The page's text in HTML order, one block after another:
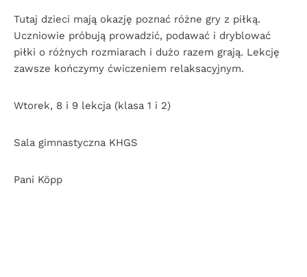
Tutaj dzieci mają okazję poznać różne gry z piłką.
Uczniowie próbują prowadzić, podawać i dryblować
piłki o różnych rozmiarach i dużo razem grają. Lekcję
zawsze kończymy ćwiczeniem relaksacyjnym.
Wtorek, 8 i 9 lekcja (klasa 1 i 2)
Sala gimnastyczna KHGS
Pani Köpp